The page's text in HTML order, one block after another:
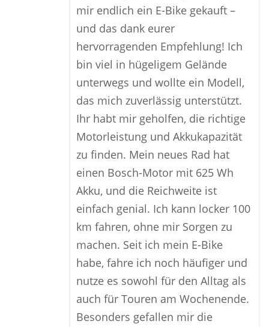
mir endlich ein E-Bike gekauft –
und das dank eurer
hervorragenden Empfehlung! Ich
bin viel in hügeligem Gelände
unterwegs und wollte ein Modell,
das mich zuverlässig unterstützt.
Ihr habt mir geholfen, die richtige
Motorleistung und Akkukapazität
zu finden. Mein neues Rad hat
einen Bosch-Motor mit 625 Wh
Akku, und die Reichweite ist
einfach genial. Ich kann locker 100
km fahren, ohne mir Sorgen zu
machen. Seit ich mein E-Bike
habe, fahre ich noch häufiger und
nutze es sowohl für den Alltag als
auch für Touren am Wochenende.
Besonders gefallen mir die